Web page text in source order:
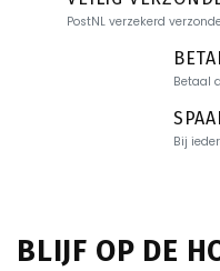
PostNL verzekerd
Betaal
Bij
BLIJF OP DE